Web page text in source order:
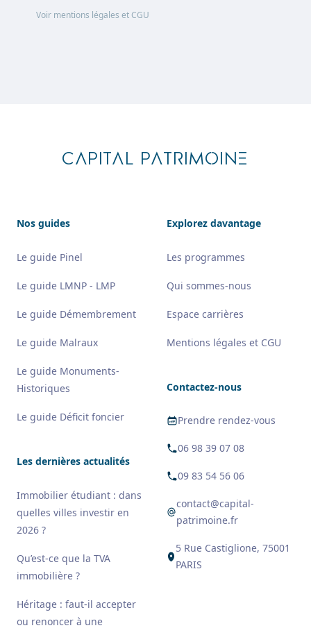
Voir mentions légales et CGU
CAPITAL PATRIMOINE
Nos guides
Le guide Pinel
Le guide LMNP - LMP
Le guide Démembrement
Le guide Malraux
Le guide Monuments-
Historiques
Le guide Déficit foncier
Les dernières actualités
Immobilier étudiant : dans
quelles villes investir en
2026 ?
Qu’est-ce que la TVA
immobilière ?
Héritage : faut-il accepter
ou renoncer à une
Explorez davantage
Les programmes
Qui sommes-nous
Espace carrières
Mentions légales et CGU
Contactez-nous
Prendre rendez-vous
06 98 39 07 08
09 83 54 56 06
contact@capital-
patrimoine.fr
5 Rue Castiglione, 75001
PARIS